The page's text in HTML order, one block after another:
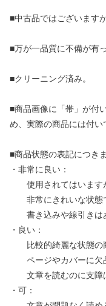
■中古品ではございます
■万が一品質に不備が有
■クリーニング済み。
■商品画像に「帯」が付
め、実際の商品には付い
■商品状態の表記につき
・非常に良い：
使用されてはいます
非常にきれいな状態
書き込みや線引きは
・良い：
比較的綺麗な状態の
ページやカバーに欠
文章を読むのに支障
・可：